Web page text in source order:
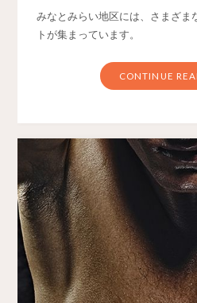
みなとみらい地区には、さまざま
トが集まっています。
CONTINUE